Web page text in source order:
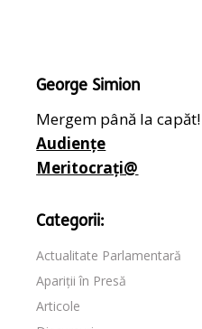
George Simion
Mergem până la capăt!
Audiențe
Meritocrați@
Categorii:
Actualitate Parlamentară
Apariții în Presă
Articole